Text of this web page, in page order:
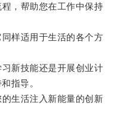
，帮助您在工作中保持
样适用于生活的各个方
新技能还是开展创业计
指导。
生活注入新能量的创新